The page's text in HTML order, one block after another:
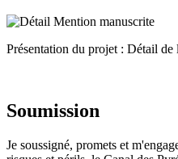
Présentation du projet : Détail
Soumission
Je soussigné, promets et